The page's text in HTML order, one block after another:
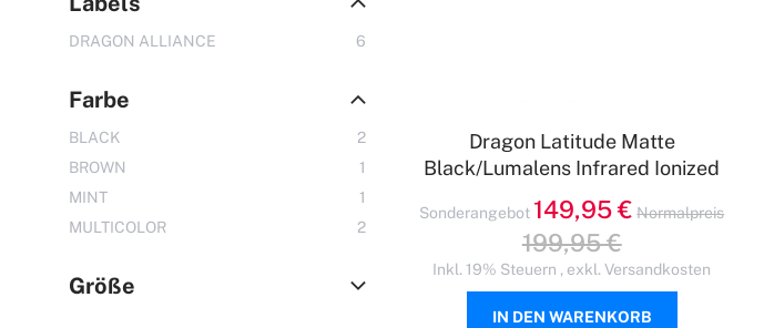
DRAGON ALLIANCE 6
Farbe
BLACK 2Artikel
BROWN
1
MINT
1
MULTICOLOR
2Artikel
Größe
Dragon Latitude Matte
Black/Lumalens Infrared Ionized
Sonderangebot 149,95 € Normalpreis
199,95 €
Inkl. 19% Steuern , exkl.Versandkosten
IN DEN WARENKORB